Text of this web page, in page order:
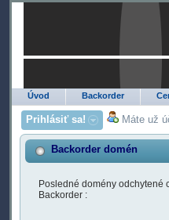
Úvod Backorder
Prihlásiť sa! Máte už
Backorder domén
Posledné domény odchytené
Backorder :